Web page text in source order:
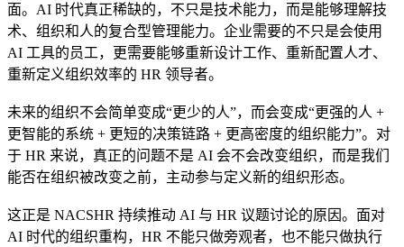
面。AI 时代真正稀缺的，不只是技术能力，而是能够理解技
术、组织和人的复合型管理能力。企业需要的不只是会使用
AI 工具的员工，更需要能够重新设计工作、重新配置人才、
重新定义组织效率的 HR 领导者。
未来的组织不会简单变成“更少的人”，而会变成“更强的人 +
更智能的系统 + 更短的决策链路 + 更高密度的组织能力”。对
于 HR 来说，真正的问题不是 AI 会不会改变组织，而是我们
能否在组织被改变之前，主动参与定义新的组织形态。
这正是 NACSHR 持续推动 AI 与 HR 议题讨论的原因。面对
AI 时代的组织重构，HR 不能只做旁观者，也不能只做执行